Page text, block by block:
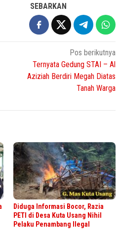
SEBARKAN
Pos berikutnya
Ternyata Gedung STAI – Al
Aziziah Berdiri Megah Diatas
Tanah Warga
Diduga Informasi Bocor, Razia
PETI di Desa Kuta Usang Nihil
Pelaku Penambang Ilegal